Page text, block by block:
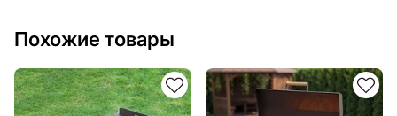
Похожие товары